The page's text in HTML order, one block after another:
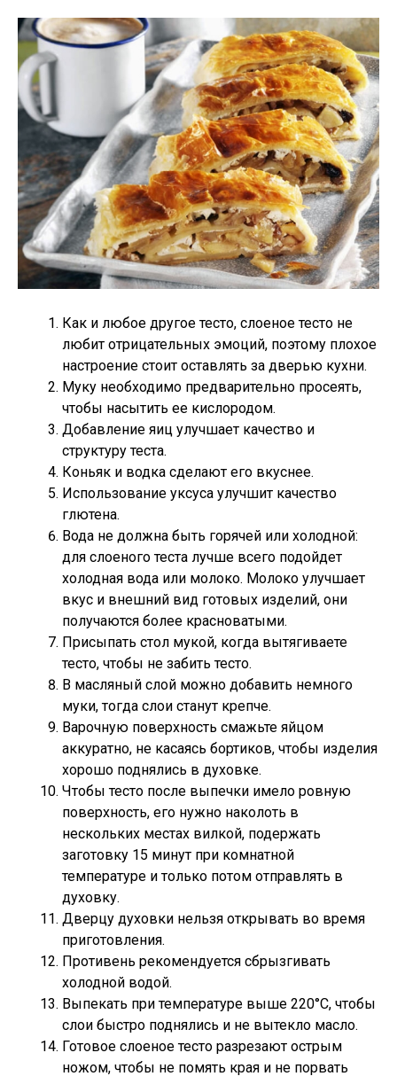
Как и любое другое тесто, слоеное тесто не
любит отрицательных эмоций, поэтому плохое
настроение стоит оставлять за дверью кухни.
Муку необходимо предварительно просеять,
чтобы насытить ее кислородом.
Добавление яиц улучшает качество и
структуру теста.
Коньяк и водка сделают его вкуснее.
Использование уксуса улучшит качество
глютена.
Вода не должна быть горячей или холодной:
для слоеного теста лучше всего подойдет
холодная вода или молоко. Молоко улучшает
вкус и внешний вид готовых изделий, они
получаются более красноватыми.
Присыпать стол мукой, когда вытягиваете
тесто, чтобы не забить тесто.
В масляный слой можно добавить немного
муки, тогда слои станут крепче.
Варочную поверхность смажьте яйцом
аккуратно, не касаясь бортиков, чтобы изделия
хорошо поднялись в духовке.
Чтобы тесто после выпечки имело ровную
поверхность, его нужно наколоть в
нескольких местах вилкой, подержать
заготовку 15 минут при комнатной
температуре и только потом отправлять в
духовку.
Дверцу духовки нельзя открывать во время
приготовления.
Противень рекомендуется сбрызгивать
холодной водой.
Выпекать при температуре выше 220°С, чтобы
слои быстро поднялись и не вытекло масло.
Готовое слоеное тесто разрезают острым
ножом, чтобы не помять края и не порвать